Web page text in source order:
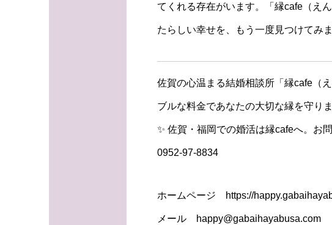
てくれる存在がいます。「縁cafe（え
たらしい幸せを、もう一度見つけてみ
佐賀の心温まる結婚相談所「縁cafe（
ブルな料金であなたの大切な縁を守りま
✨ 佐賀・福岡での婚活は縁cafeへ。お
0952-97-8834
ホームページ https://
メール happy@gabaihayabusa.com